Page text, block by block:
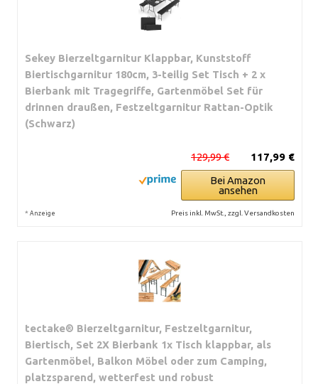
Sekey Bierzeltgarnitur Klappbar, Kunststoff
Biertischgarnitur 180cm, 3-teilig Set Tisch + 2 x
Bierbank mit Tragegriffe, Gartenmöbel Set für
drinnen draußen, Festzeltgarnitur Rattan-Optik
(Schwarz)
117,99 €
129,99 €
Bei Amazon
ansehen
* Anzeige Preis inkl. MwSt., zzgl. Versandkosten
tectake® Bierzeltgarnitur, Festzeltgarnitur,
Biertisch, Set 2X Bierbank 1x Tisch klappbar, als
Gartenmöbel, Balkon Möbel oder zum Camping,
platzsparend, wetterfest und robust